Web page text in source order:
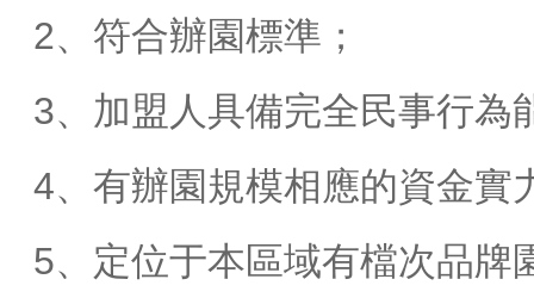
2、符合辦園標準；
3、加盟人具備完全民事行為
4、有辦園規模相應的資金實
5、定位于本區域有檔次品牌